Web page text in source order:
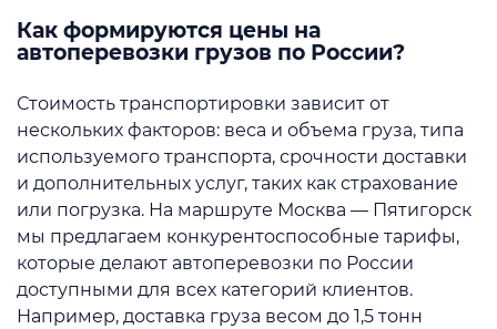
Как формируются цены на
автоперевозки грузов по России?
Стоимость транспортировки зависит от
нескольких факторов: веса и объема груза, типа
используемого транспорта, срочности доставки
и дополнительных услуг, таких как страхование
или погрузка. На маршруте Москва — Пятигорск
мы предлагаем конкурентоспособные тарифы,
которые делают автоперевозки по России
доступными для всех категорий клиентов.
Например, доставка груза весом до 1,5 тонн